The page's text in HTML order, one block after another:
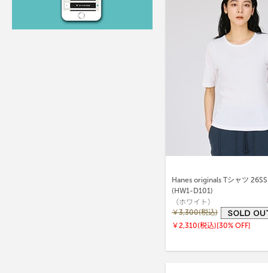
Hanes originals Tシャツ
(HW1-D101)
（ホワイト）
￥3,300(税込)
￥2,310(税込)[30% OFF]